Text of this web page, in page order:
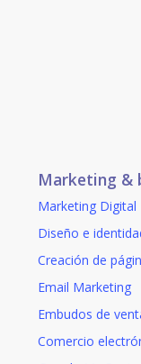
Marketing &
Marketing Digital
Diseño e
Creación de
Email Marketing
Embudos de
Comercio